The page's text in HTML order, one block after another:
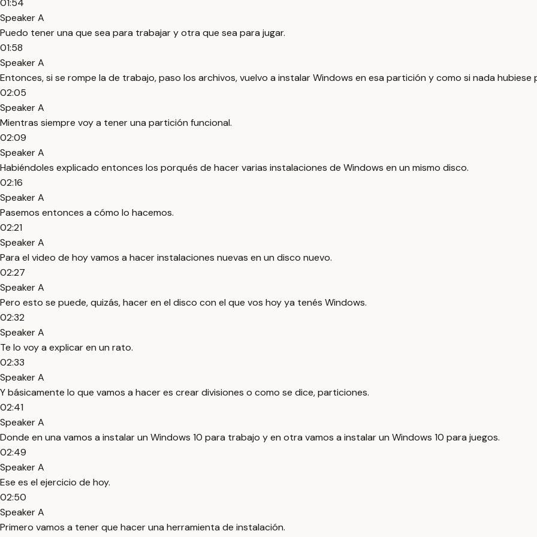
01:54
Speaker A
Puedo tener una que sea para trabajar y otra que sea para jugar.
01:58
Speaker A
Entonces, si se rompe la de trabajo, paso los archivos, vuelvo a instalar Windows en esa partición y como si nada hubiese
02:05
Speaker A
Mientras siempre voy a tener una partición funcional.
02:09
Speaker A
Habiéndoles explicado entonces los porqués de hacer varias instalaciones de Windows en un mismo disco.
02:16
Speaker A
Pasemos entonces a cómo lo hacemos.
02:21
Speaker A
Para el video de hoy vamos a hacer instalaciones nuevas en un disco nuevo.
02:27
Speaker A
Pero esto se puede, quizás, hacer en el disco con el que vos hoy ya tenés Windows.
02:32
Speaker A
Te lo voy a explicar en un rato.
02:33
Speaker A
Y básicamente lo que vamos a hacer es crear divisiones o como se dice, particiones.
02:41
Speaker A
Donde en una vamos a instalar un Windows 10 para trabajo y en otra vamos a instalar un Windows 10 para juegos.
02:49
Speaker A
Ese es el ejercicio de hoy.
02:50
Speaker A
Primero vamos a tener que hacer una herramienta de instalación.